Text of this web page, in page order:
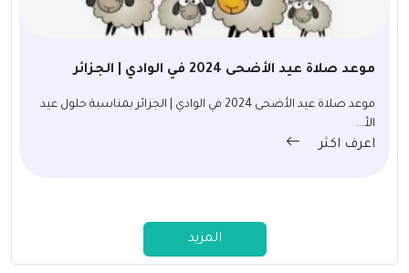
موعد صلاة عيد الأضحى 2024 في الوادي | الجزائر
موعد صلاة عيد الأضحى 2024 في الوادي | الجزائر بمناسبة حلول عيد
الأ...
اعرف اكثر
المزيد